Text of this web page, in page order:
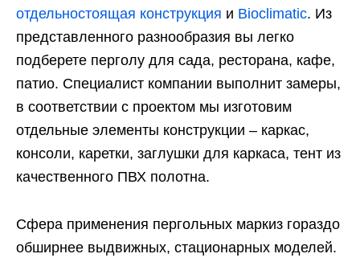
отдельностоящая конструкция и Bioclimatic. Из
представленного разнообразия вы легко
подберете перголу для сада, ресторана, кафе,
патио. Специалист компании выполнит замеры,
в соответствии с проектом мы изготовим
отдельные элементы конструкции – каркас,
консоли, каретки, заглушки для каркаса, тент из
качественного ПВХ полотна.
Сфера применения пергольных маркиз гораздо
обширнее выдвижных, стационарных моделей.